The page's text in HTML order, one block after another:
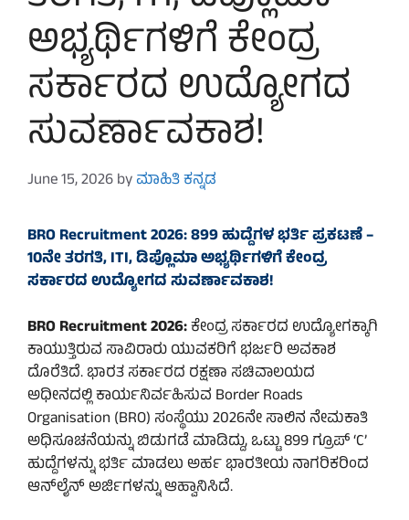
ಅಭ್ಯರ್ಥಿಗಳಿಗೆ ಕೇಂದ್ರ
ಸರ್ಕಾರದ ಉದ್ಯೋಗದ
ಸುವರ್ಣಾವಕಾಶ!
June 15, 2026byಮಾಹಿತಿ ಕನ್ನಡ
BRO Recruitment 2026: 899 ಹುದ್ದೆಗಳ ಭರ್ತಿ ಪ್ರಕಟಣೆ –
10ನೇ ತರಗತಿ, ITI, ಡಿಪ್ಲೊಮಾ ಅಭ್ಯರ್ಥಿಗಳಿಗೆ ಕೇಂದ್ರ
ಸರ್ಕಾರದ ಉದ್ಯೋಗದ ಸುವರ್ಣಾವಕಾಶ!
BRO Recruitment 2026:ಕೇಂದ್ರ ಸರ್ಕಾರದ ಉದ್ಯೋಗಕ್ಕಾಗಿ
ಕಾಯುತ್ತಿರುವ ಸಾವಿರಾರು ಯುವಕರಿಗೆ ಭರ್ಜರಿ ಅವಕಾಶ
ದೊರೆತಿದೆ. ಭಾರತ ಸರ್ಕಾರದ ರಕ್ಷಣಾ ಸಚಿವಾಲಯದ
ಅಧೀನದಲ್ಲಿ ಕಾರ್ಯನಿರ್ವಹಿಸುವ Border Roads
Organisation (BRO) ಸಂಸ್ಥೆಯು 2026ನೇ ಸಾಲಿನ ನೇಮಕಾತಿ
ಅಧಿಸೂಚನೆಯನ್ನು ಬಿಡುಗಡೆ ಮಾಡಿದ್ದು, ಒಟ್ಟು 899 ಗ್ರೂಪ್ ‘C’
ಹುದ್ದೆಗಳನ್ನು ಭರ್ತಿ ಮಾಡಲು ಅರ್ಹ ಭಾರತೀಯ ನಾಗರಿಕರಿಂದ
ಆನ್‌ಲೈನ್ ಅರ್ಜಿಗಳನ್ನು ಆಹ್ವಾನಿಸಿದೆ.